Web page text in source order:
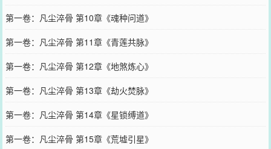
第一卷：凡尘淬骨 第10章《魂种问道》
第一卷：凡尘淬骨 第11章《青莲共脉》
第一卷：凡尘淬骨 第12章《地煞炼心》
第一卷：凡尘淬骨 第13章《劫火焚脉》
第一卷：凡尘淬骨 第14章《星锁缚道》
第一卷：凡尘淬骨 第15章《荒墟引星》